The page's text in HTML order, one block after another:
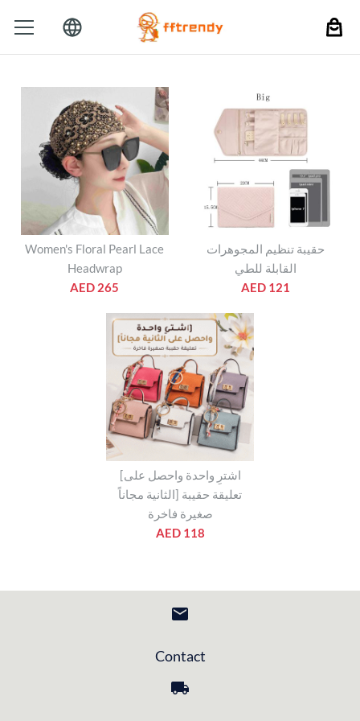
Women's Floral Pearl Lace
Headwrap
AED 265
حقيبة تنظيم المجوهرات
القابلة للطي
AED 121
[اشترِ واحدة واحصل على
الثانية مجاناً] تعليقة حقيبة
صغيرة فاخرة
AED 118